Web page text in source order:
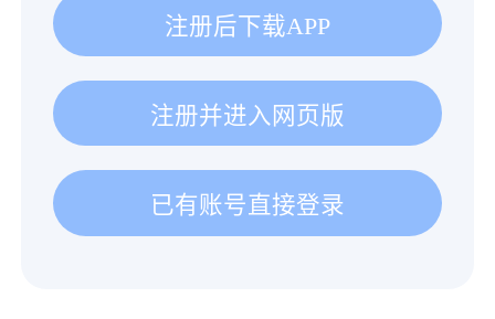
注册后下载APP
注册并进入网页版
已有账号直接登录